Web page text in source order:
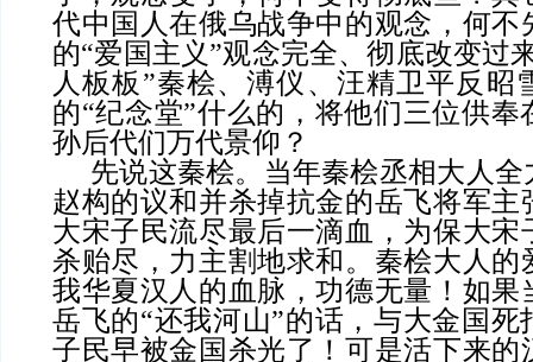
代中国人在俄乌战争中的观念，何不
的“爱国主义”观念完全、彻底改变过
人板板”秦桧、溥仪、汪精卫平反昭
的“纪念堂”什么的，将他们三位供奉
孙后代们万代景仰？
先说这秦桧。当年秦桧丞相大人
赵构的议和并杀掉抗金的岳飞将军主
大宋子民流尽最后一滴血，为保大宋
杀贻尽，力主割地求和。秦桧大人的
我华夏汉人的血脉，功德无量！如果
岳飞的“还我河山”的话，与大金国死
子民早被金国杀光了！可是活下来的